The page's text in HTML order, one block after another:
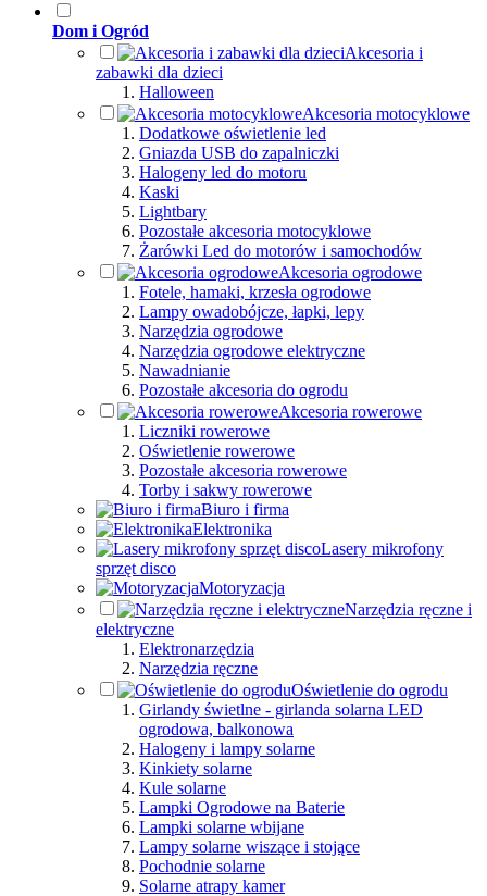
Dom i Ogród
Akcesoria i
zabawki dla dzieci
Halloween
Akcesoria motocyklowe
Dodatkowe oświetlenie led
Gniazda USB do zapalniczki
Halogeny led do motoru
Kaski
Lightbary
Pozostałe akcesoria motocyklowe
Żarówki Led do motorów i samochodów
Akcesoria ogrodowe
Fotele, hamaki, krzesła ogrodowe
Lampy owadobójcze, łapki, lepy
Narzędzia ogrodowe
Narzędzia ogrodowe elektryczne
Nawadnianie
Pozostałe akcesoria do ogrodu
Akcesoria rowerowe
Liczniki rowerowe
Oświetlenie rowerowe
Pozostałe akcesoria rowerowe
Torby i sakwy rowerowe
Biuro i firma
Elektronika
Lasery mikrofony
sprzęt disco
Motoryzacja
Narzędzia ręczne i
elektryczne
Elektronarzędzia
Narzędzia ręczne
Oświetlenie do ogrodu
Girlandy świetlne - girlanda solarna LED
ogrodowa, balkonowa
Halogeny i lampy solarne
Kinkiety solarne
Kule solarne
Lampki Ogrodowe na Baterie
Lampki solarne wbijane
Lampy solarne wiszące i stojące
Pochodnie solarne
Solarne atrapy kamer